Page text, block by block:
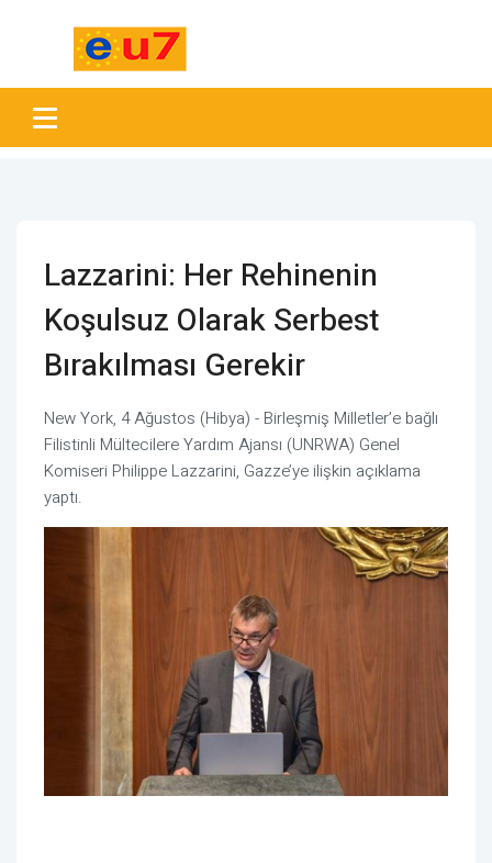
Lazzarini: Her Rehinenin
Koşulsuz Olarak Serbest
Bırakılması Gerekir
New York, 4 Ağustos (Hibya) - Birleşmiş Milletler’e bağlı
Filistinli Mültecilere Yardım Ajansı (UNRWA) Genel
Komiseri Philippe Lazzarini, Gazze’ye ilişkin açıklama
yaptı.